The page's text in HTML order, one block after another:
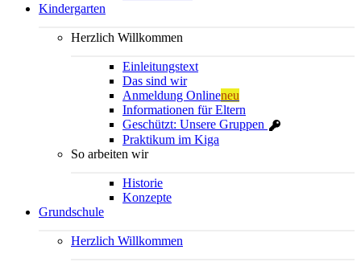
Kindergarten
Herzlich Willkommen
Einleitungstext
Das sind wir
Anmeldung Onlineneu
Informationen für Eltern
Geschützt: Unsere Gruppen
Praktikum im Kiga
So arbeiten wir
Historie
Konzepte
Grundschule
Herzlich Willkommen